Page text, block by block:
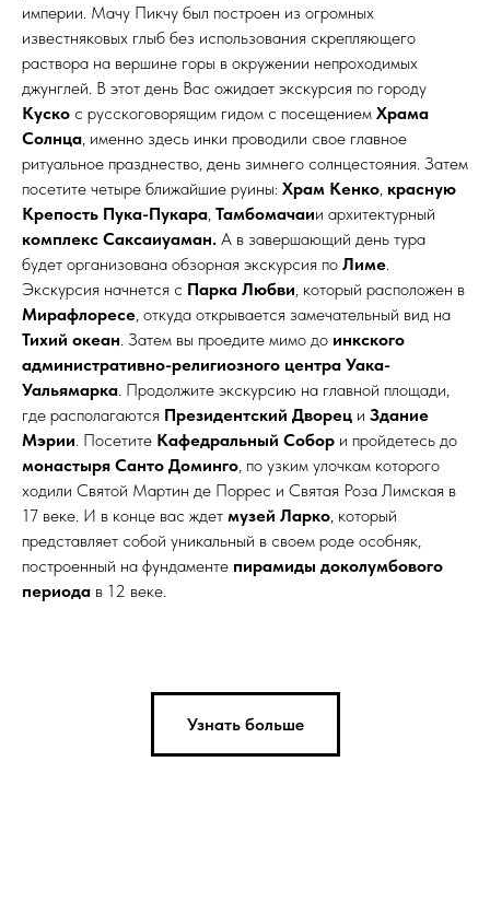
империи. Мачу Пикчу был построен из огромных
известняковых глыб без использования скрепляющего
раствора на вершине горы в окружении непроходимых
джунглей. В этот день Вас ожидает экскурсия по городу
Куско с русскоговорящим гидом c посещением Храма
Солнца, именно здесь инки проводили свое главное
ритуальное празднество, день зимнего солнцестояния. Затем
посетите четыре ближайшие руины: Храм Кенко, красную
Крепость Пука-Пукара, Тамбомачаии архитектурный
комплекс Саксаиуаман. А в завершающий день тура
будет организована обзорная экскурсия по Лиме.
Экскурсия начнется с Парка Любви, который расположен в
Мирафлоресе, откуда открывается замечательный вид на
Тихий океан. Затем вы проедите мимо до инкского
административно-религиозного центра Уака-
Уальямарка. Продолжите экскурсию на главной площади,
где располагаются Президентский Дворец и Здание
Мэрии. Посетите Кафедральный Собор и пройдетесь до
монастыря Санто Доминго, по узким улочкам которого
ходили Святой Мартин де Поррес и Святая Роза Лимская в
17 веке. И в конце вас ждет музей Ларко, который
представляет собой уникальный в своем роде особняк,
построенный на фундаменте пирамиды доколумбового
периода в 12 веке.
Узнать больше